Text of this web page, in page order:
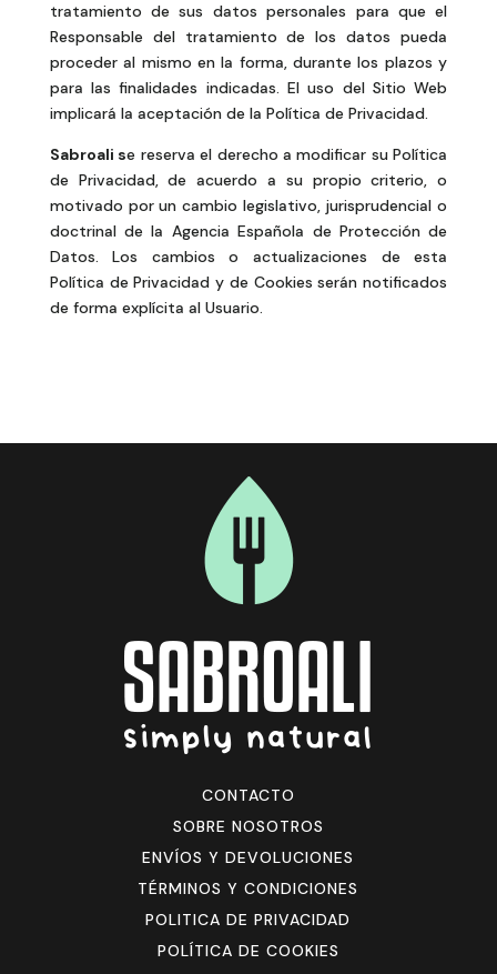
tratamiento de sus datos personales para que el
Responsable del tratamiento de los datos pueda
proceder al mismo en la forma, durante los plazos y
para las finalidades indicadas. El uso del Sitio Web
implicará la aceptación de la Política de Privacidad.
Sabroali se reserva el derecho a modificar su Política
de Privacidad, de acuerdo a su propio criterio, o
motivado por un cambio legislativo, jurisprudencial o
doctrinal de la Agencia Española de Protección de
Datos. Los cambios o actualizaciones de esta
Política de Privacidad y de Cookies serán notificados
de forma explícita al Usuario.
CONTACTO
SOBRE NOSOTROS
ENVÍOS Y DEVOLUCIONES
TÉRMINOS Y CONDICIONES
POLITICA DE PRIVACIDAD
POLÍTICA DE COOKIES